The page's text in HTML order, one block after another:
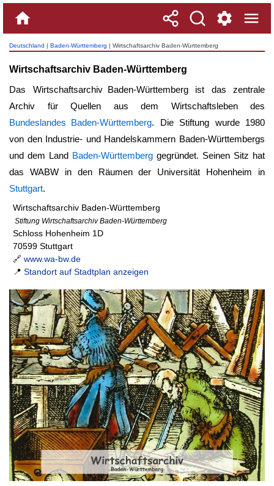
Deutschland | Baden-Württemberg | Wirtschaftsarchiv Baden-Württemberg
Wirtschaftsarchiv Baden-Württemberg
Das Wirtschaftsarchiv Baden-Württembergist das zentrale
Archiv für Quellen aus dem Wirtschaftsleben des
Bundeslandes Baden-Württemberg. Die Stiftung wurde 1980
von den Industrie- und Handelskammern Baden-Württembergs
und dem Land Baden-Württemberg gegründet. Seinen Sitz hat
das WABW in den Räumen der Universität Hohenheim in
Stuttgart.
Wirtschaftsarchiv Baden-Württemberg
Stiftung Wirtschaftsarchiv Baden-Württemberg
Schloss Hohenheim 1D
70599 Stuttgart
🔗 www.wa-bw.de
📍 Standort auf Stadtplan anzeigen